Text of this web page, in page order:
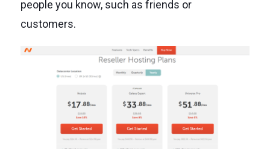
people you know, such as friends or
customers.